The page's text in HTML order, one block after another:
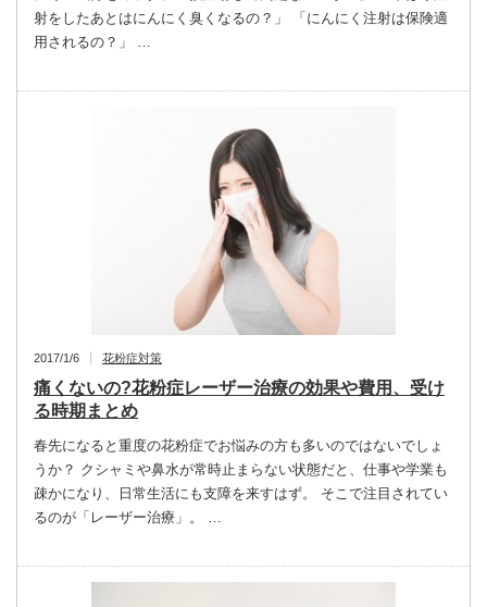
射をしたあとはにんにく臭くなるの？」 「にんにく注射は保険適
用されるの？」 …
2017/1/6 花粉症対策
痛くないの?花粉症レーザー治療の効果や費用、受け
る時期まとめ
春先になると重度の花粉症でお悩みの方も多いのではないでしょ
うか？ クシャミや鼻水が常時止まらない状態だと、仕事や学業も
疎かになり、日常生活にも支障を来すはず。 そこで注目されてい
るのが「レーザー治療」。 …